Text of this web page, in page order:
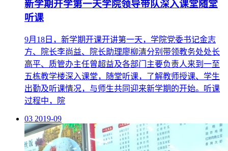
9月18日，新学期开课开讲第一天，学院党委书记金志
方、院长李尚益、院长助理廖柳清分别带领教务处处长
高平、质管办主任曾超益及各部门主要负责人来到一至
五栋教学楼深入课堂，随堂听课，了解教师授课、学生
出勤及听课情况，与师生共同迎来新学期的开始。听课
过程中，院
03 2019-09